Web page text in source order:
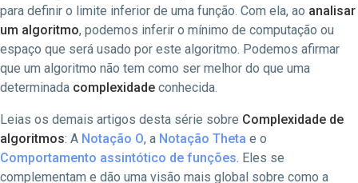
para definir o limite inferior de uma função. Com ela, ao analisar
um algoritmo, podemos inferir o mínimo de computação ou
espaço que será usado por este algoritmo. Podemos afirmar
que um algoritmo não tem como ser melhor do que uma
determinada complexidade conhecida.
Leias os demais artigos desta série sobre Complexidade de
algoritmos: A Notação O, a Notação Theta e o
Comportamento assintótico de funções. Eles se
complementam e dão uma visão mais global sobre como a